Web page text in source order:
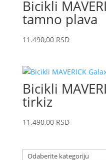
Bicikli
tamno plava
11.490,00 RSD
Bicikli
tirkiz
11.490,00 RSD
Odaberite